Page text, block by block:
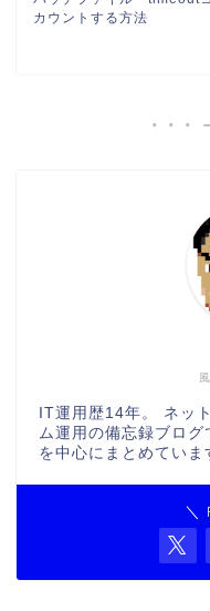
カウントする方法
IT運用歴14年。 ネッ
ム運用の備忘録ブログ
を中心にまとめてい
＼